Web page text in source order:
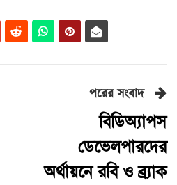
পরের সংবাদ
বিডিঅ্যাপস
ডেভেলপারদের
অর্থায়নে রবি ও ব্র্যাক